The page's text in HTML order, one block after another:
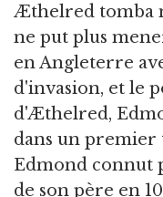
Æthelred tomba
ne put plus
en Angleterre
d'invasion, et le
d'Æthelred,
dans un premier
Edmond connut
de son père en